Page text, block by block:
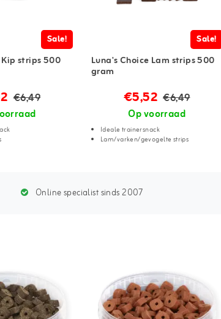
Sale!
Kip strips 500
€6,49
Sale!
Luna's Choice Lam strips 500
gram
€5,52 €6,49
Op voorraad
Ideale trainersnack
Lam/varken/gevogelte strips
Online specialist sinds 2007